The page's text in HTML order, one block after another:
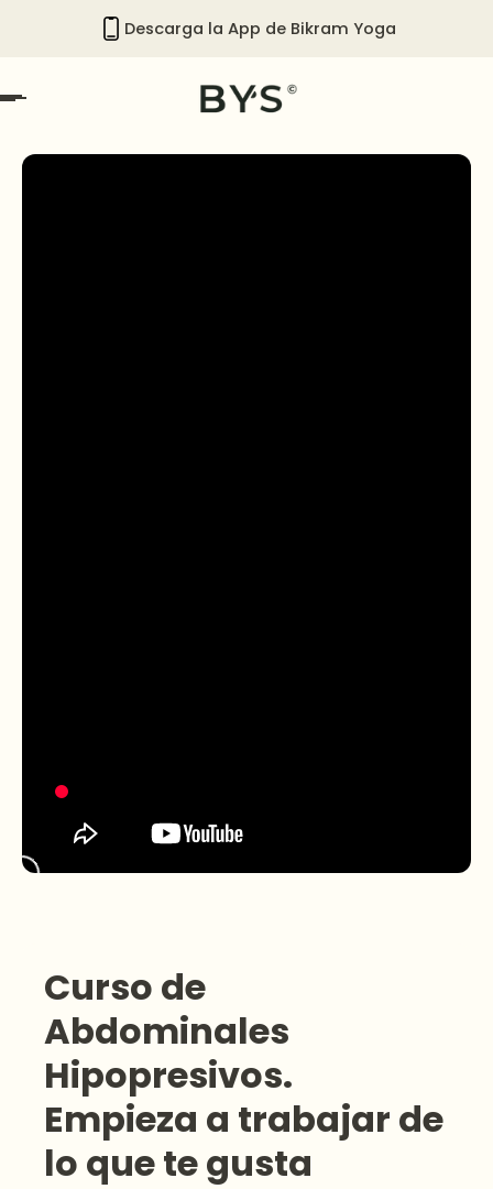
Descarga la App de Bikram Yoga
Curso de
Abdominales
Hipopresivos.
Empieza a trabajar de
lo que te gusta